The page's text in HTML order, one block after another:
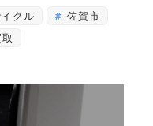
イクル
佐賀市